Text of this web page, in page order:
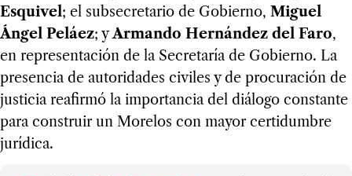
Esquivel; el subsecretario de Gobierno, Miguel
Ángel Peláez; yArmando Hernández del Faro,
en representación de la Secretaría de Gobierno. La
presencia de autoridades civiles y de procuración de
justicia reafirmó la importancia del diálogo constante
para construir un Morelos con mayor certidumbre
jurídica.